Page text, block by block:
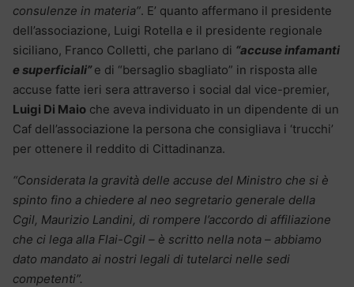
consulenze in materia”. E’ quanto affermano il presidente
dell’associazione, Luigi Rotella e il presidente regionale
siciliano, Franco Colletti, che parlano di “accuse infamanti
e superficiali” e di “bersaglio sbagliato” in risposta alle
accuse fatte ieri sera attraverso i social dal vice-premier,
Luigi Di Maio che aveva individuato in un dipendente di un
Caf dell’associazione la persona che consigliava i ‘trucchi’
per ottenere il reddito di Cittadinanza.
“Considerata la gravità delle accuse del Ministro che si è
spinto fino a chiedere al neo segretario generale della
Cgil, Maurizio Landini, di rompere l’accordo di affiliazione
che ci lega alla Flai-Cgil – è scritto nella nota – abbiamo
dato mandato ai nostri legali di tutelarci nelle sedi
competenti”.